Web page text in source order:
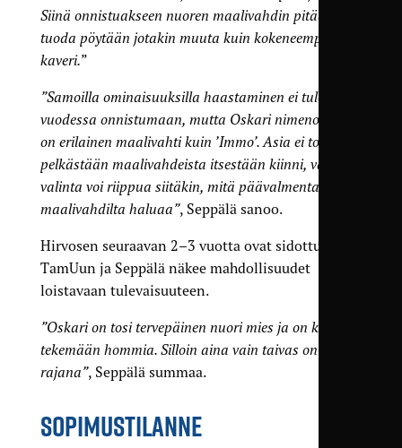
Siinä onnistuakseen nuoren maalivahdin pitää
tuoda pöytään jotakin muuta kuin kokeneempi
kaveri.”
”Samoilla ominaisuuksilla haastaminen ei tule
vuodessa onnistumaan, mutta Oskari nimenomaan
on erilainen maalivahti kuin ’Immo’. Asia ei toki ole
pelkästään maalivahdeista itsestään kiinni, vaan
valinta voi riippua siitäkin, mitä päävalmentaja
maalivahdilta haluaa”, Seppälä sanoo.
Hirvosen seuraavan 2–3 vuotta ovat sidottu
TamUun ja Seppälä näkee mahdollisuudet
loistavaan tulevaisuuteen.
”Oskari on tosi tervepäinen nuori mies ja on kova
tekemään hommia. Silloin aina vain taivas on
rajana”, Seppälä summaa.
SOPIMUSTILANNE